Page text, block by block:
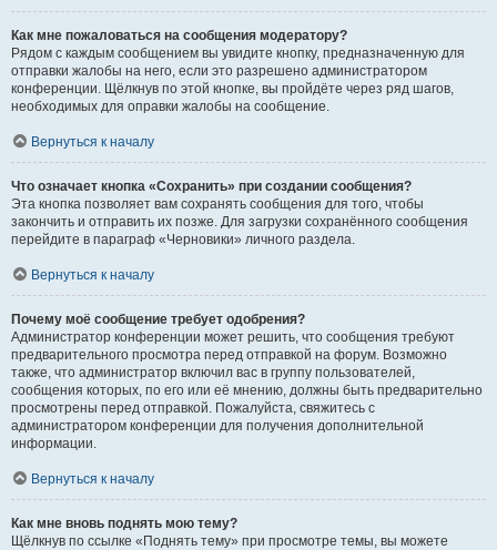
Как мне пожаловаться на сообщения модератору?
Рядом с каждым сообщением вы увидите кнопку, предназначенную для
отправки жалобы на него, если это разрешено администратором
конференции. Щёлкнув по этой кнопке, вы пройдёте через ряд шагов,
необходимых для оправки жалобы на сообщение.
Вернуться к началу
Что означает кнопка «Сохранить» при создании сообщения?
Эта кнопка позволяет вам сохранять сообщения для того, чтобы
закончить и отправить их позже. Для загрузки сохранённого сообщения
перейдите в параграф «Черновики» личного раздела.
Вернуться к началу
Почему моё сообщение требует одобрения?
Администратор конференции может решить, что сообщения требуют
предварительного просмотра перед отправкой на форум. Возможно
также, что администратор включил вас в группу пользователей,
сообщения которых, по его или её мнению, должны быть предварительно
просмотрены перед отправкой. Пожалуйста, свяжитесь с
администратором конференции для получения дополнительной
информации.
Вернуться к началу
Как мне вновь поднять мою тему?
Щёлкнув по ссылке «Поднять тему» при просмотре темы, вы можете